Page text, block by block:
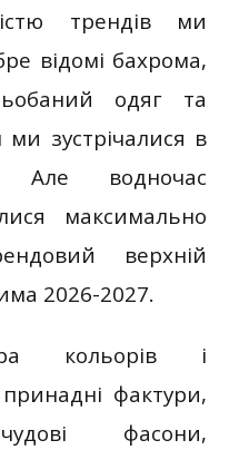
трендів ми
відомі бахрома,
одяг та
зустрічалися в
Але водночас
максимально
верхній
2026-2027.
кольорів і
фактури,
фасони,